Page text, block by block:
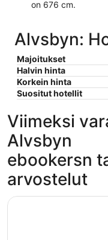
on 676 cm.
Alvsbyn:
Majoitukset
Halvin hinta
Korkein hinta
Suositut hotellit
Viimeksi
Alvsbyn
ebookersn
arvostelut
Storforsen Hotell